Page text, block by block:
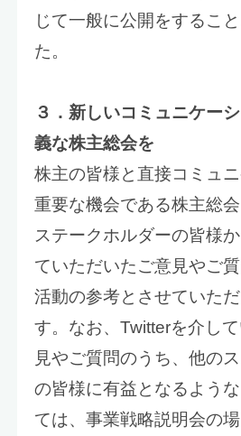
じて一般に公開をするこ
た。
３．新しいコミュニケー
義な株主総会を
株主の皆様と直接コミュ
重要な機会である株主総
ステークホルダーの皆様
ていただいたご意見やご
活動の参考とさせていた
す。なお、Twitterを介し
見やご質問のうち、他の
の皆様に有益となるよう
ては、事業戦略説明会の